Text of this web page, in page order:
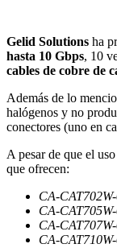
Gelid Solutions ha
hasta 10 Gbps, 10
cables de cobre de
Además de lo
halógenos y no
conectores (uno en
A pesar de que el
que ofrecen:
CA-
CA-
CA-
CA-